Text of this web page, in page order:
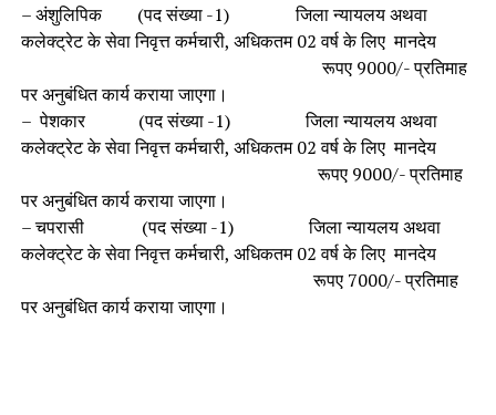
– अंशुलिपिक (पद संख्या -1) जिला न्यायलय अथवा
कलेक्ट्रेट के सेवा निवृत्त कर्मचारी, अधिकतम 02 वर्ष के लिए मानदेय
रूपए 9000/- प्रतिमाह
पर अनुबंधित कार्य कराया जाएगा।
– पेशकार (पद संख्या -1) जिला न्यायलय अथवा
कलेक्ट्रेट के सेवा निवृत्त कर्मचारी, अधिकतम 02 वर्ष के लिए मानदेय
रूपए 9000/- प्रतिमाह
पर अनुबंधित कार्य कराया जाएगा।
– चपरासी (पद संख्या -1) जिला न्यायलय अथवा
कलेक्ट्रेट के सेवा निवृत्त कर्मचारी, अधिकतम 02 वर्ष के लिए मानदेय
रूपए 7000/- प्रतिमाह
पर अनुबंधित कार्य कराया जाएगा।